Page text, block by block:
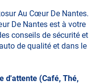
Au Cœur De Nantes.
De Nantes est à votre
conseils de sécurité et
de qualité et dans le
d'attente (Café, Thé,